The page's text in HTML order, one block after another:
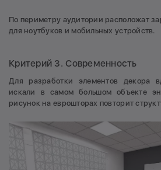
По периметру аудитории расположат
для ноутбуков и мобильных устройств.
Критерий 3. Современность
Для разработки элементов декора
искали в самом большом объекте
рисунок на еврошторах повторит